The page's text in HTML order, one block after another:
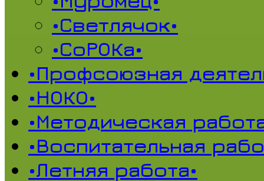
•Светлячок•
•СоРОКа•
•Профсоюзная
•НОКО•
•Методическая
•Воспитательная
•Летняя работа•